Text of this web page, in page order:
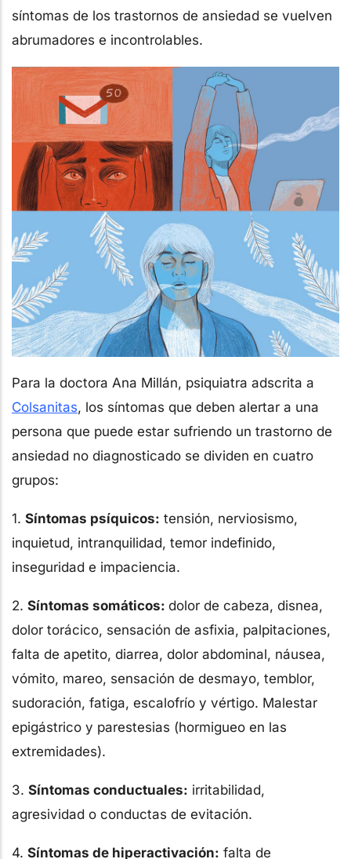
síntomas de los trastornos de ansiedad se vuelven
abrumadores e incontrolables.
Para la doctora Ana Millán, psiquiatra adscrita a
Colsanitas, los síntomas que deben alertar a una
persona que puede estar sufriendo un trastorno de
ansiedad no diagnosticado se dividen en cuatro
grupos:
1. Síntomas psíquicos: tensión, nerviosismo,
inquietud, intranquilidad, temor indefinido,
inseguridad e impaciencia.
2. Síntomas somáticos: dolor de cabeza, disnea,
dolor torácico, sensación de asfixia, palpitaciones,
falta de apetito, diarrea, dolor abdominal, náusea,
vómito, mareo, sensación de desmayo, temblor,
sudoración, fatiga, escalofrío y vértigo. Malestar
epigástrico y parestesias (hormigueo en las
extremidades).
3. Síntomas conductuales: irritabilidad,
agresividad o conductas de evitación.
4. Síntomas de hiperactivación: falta de